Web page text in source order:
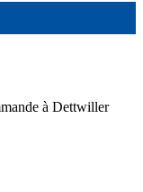
à Dettwiller